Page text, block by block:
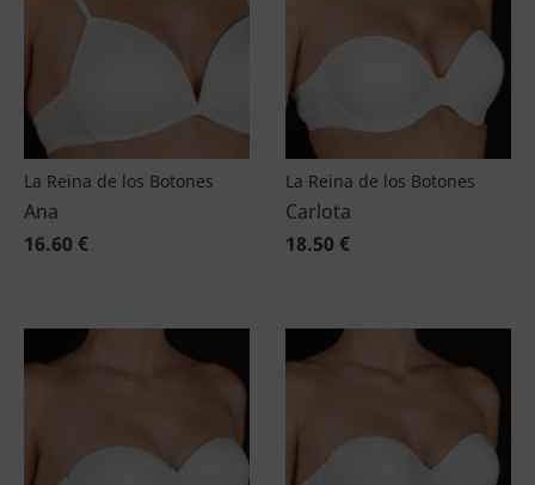
La Reina de los Botones
Ana
16.60 €
La Reina de los Botones
Carlota
18.50 €